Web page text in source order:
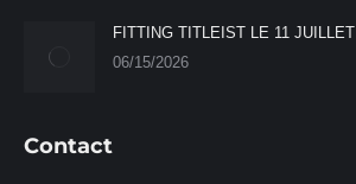
FITTING TITLEIST LE 11 JUILLET
06/15/2026
Contact